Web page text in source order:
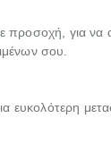
προσοχή, για
σου.
ευκολότερη